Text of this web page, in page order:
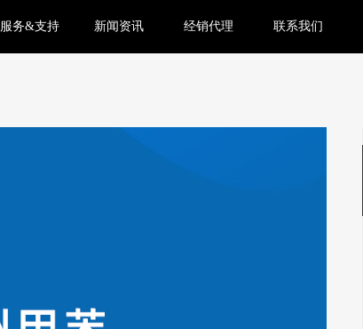
服务&支持 新闻资讯 经销代理 联系我们